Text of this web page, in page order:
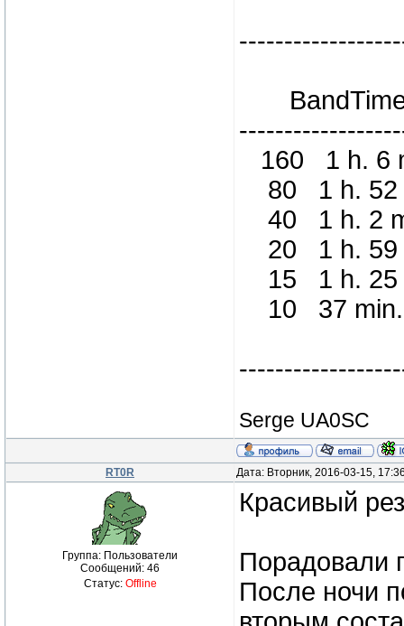
BandTime
160 1 h. 6
80 1 h. 52
40 1 h. 2
20 1 h. 59
15 1 h. 25
10 37 min.
Serge UA0SC
RT0R Дата: Вторник, 2016-03-15,
Группа: Пользователи
Сообщений: 46
Статус: Offline
Красивый
Порадовали
После ночи